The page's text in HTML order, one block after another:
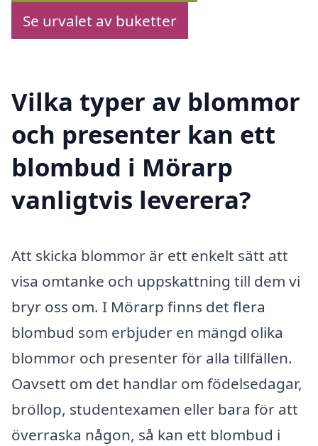
Se urvalet av buketter
Vilka typer av blommor
och presenter kan ett
blombud i Mörarp
vanligtvis leverera?
Att skicka blommor är ett enkelt sätt att
visa omtanke och uppskattning till dem vi
bryr oss om. I Mörarp finns det flera
blombud som erbjuder en mängd olika
blommor och presenter för alla tillfällen.
Oavsett om det handlar om födelsedagar,
bröllop, studentexamen eller bara för att
överraska någon, så kan ett blombud i